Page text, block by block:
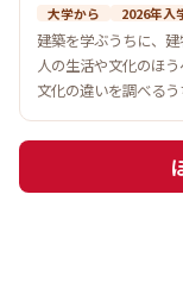
大学から
2026年入
建築を学ぶうちに、
人の生活や文化のほ
文化の違いを調べる